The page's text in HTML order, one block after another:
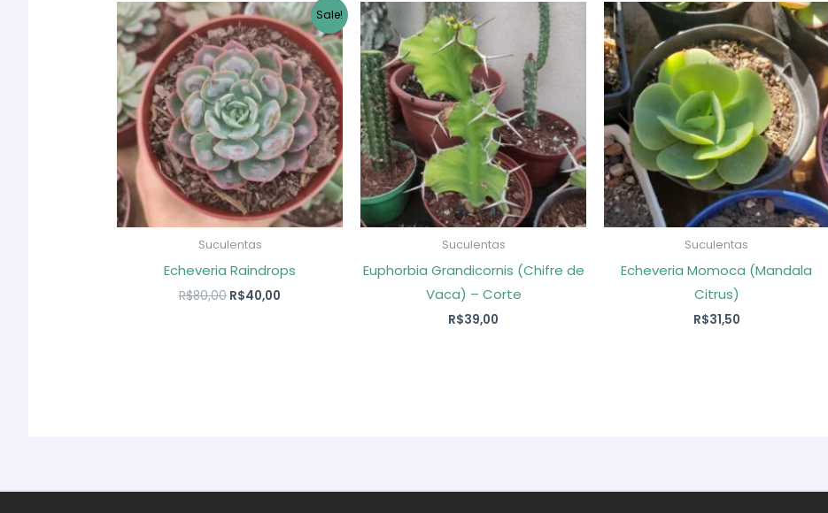
Sale!
Suculentas
Echeveria Raindrops
R$80,00 O
R$40,00
Suculentas
Euphorbia Grandicornis (Chifre de
Vaca) – Corte
R$39,00
Suculentas
Echeveria Momoca (Mandala
Citrus)
R$31,50